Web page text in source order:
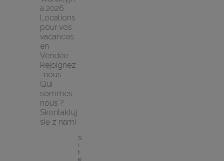
a 2026
Locations
pour vos
vacances
en
Vendée
Rejoignez
-nous
Qui
sommes
nous ?
Skontaktuj
się z nami
S
i
t
e